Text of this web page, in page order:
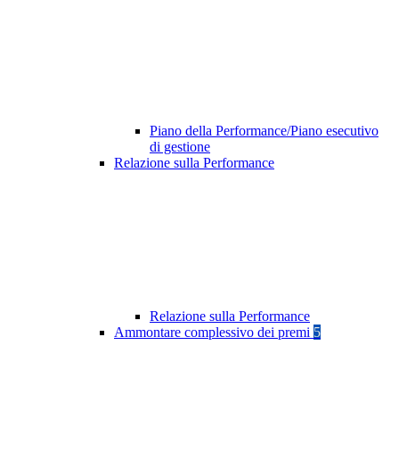
Piano della Performance/Piano esecutivo
di gestione
Relazione sulla Performance
Relazione sulla Performance
Ammontare complessivo dei premi 5